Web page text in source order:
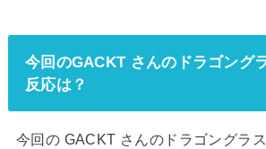
今回のGACKT さんのドラゴング
反応は？
今回の GACKT さんのドラゴングラ